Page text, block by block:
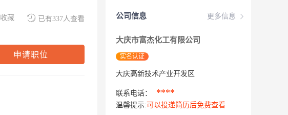
已有337人查看
收藏
申请职位
更多信息
公司信息
大庆市富杰化工有限公司
实名认证
大庆高新技术产业开发区
联系电话： ****
温馨提示: 可以投递简历后免费查看